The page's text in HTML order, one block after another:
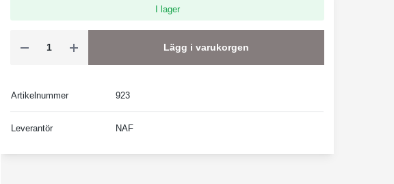
I lager
Lägg i varukorgen
Artikelnummer 923
Leverantör NAF